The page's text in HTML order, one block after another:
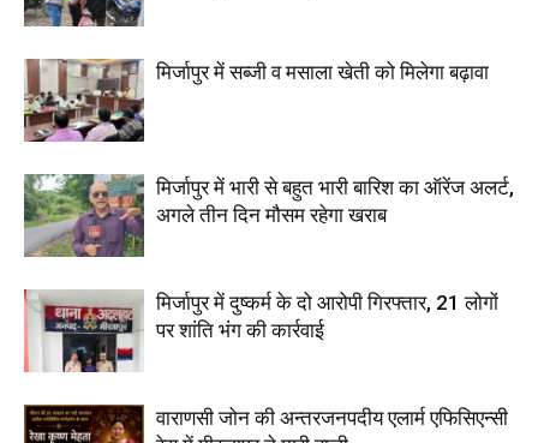
मिर्जापुर में सब्जी व मसाला खेती को मिलेगा बढ़ावा
मिर्जापुर में भारी से बहुत भारी बारिश का ऑरेंज अलर्ट,
अगले तीन दिन मौसम रहेगा खराब
मिर्जापुर में दुष्कर्म के दो आरोपी गिरफ्तार, 21 लोगों
पर शांति भंग की कार्रवाई
वाराणसी जोन की अन्तरजनपदीय एलार्म एफिसिएन्सी